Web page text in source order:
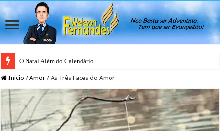
O Natal Além do Calendário
Japão rejeita casamento gay para evitar colapso da natalidade, afirma
Inicio / Amor / As Três Faces do Amor